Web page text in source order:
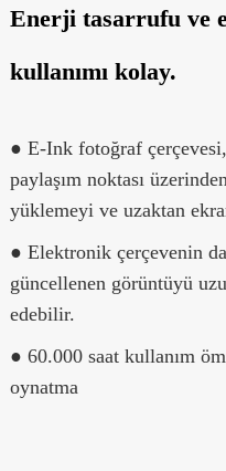
Enerji tasarrufu ve
kullanımı kolay.
● E-Ink fotoğraf
paylaşım noktası
yüklemeyi ve uzaktan
● Elektronik çerçevenin
güncellenen görüntüyü
edebilir.
● 60.000 saat kullanım
oynatma